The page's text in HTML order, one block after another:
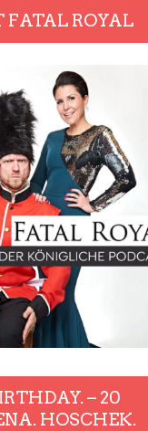
FATAL ROYAL
– 20
HOSCHEK.